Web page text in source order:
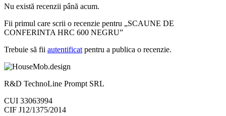
Nu există recenzii până acum.
Fii primul care scrii o recenzie pentru „SCAUNE DE
CONFERINTA HRC 600 NEGRU”
Trebuie să fii autentificat pentru a publica o recenzie.
R&D TechnoLine Prompt SRL
CUI 33063994
CIF J12/1375/2014